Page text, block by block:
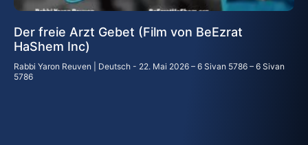
Der freie Arzt Gebet (Film von BeEzrat
HaShem Inc)
Rabbi Yaron Reuven | Deutsch
22. Mai 2026 – 6 Sivan 5786 – 6 Sivan
5786